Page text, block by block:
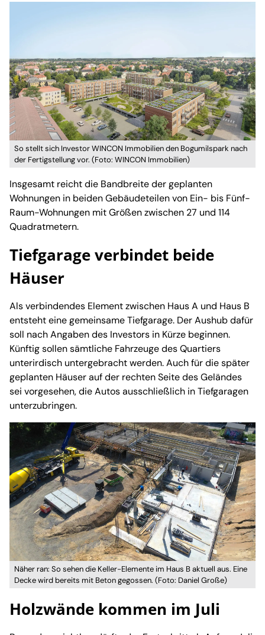
So stellt sich Investor WINCON Immobilien den Bogumilspark nach
der Fertigstellung vor. (Foto: WINCON Immobilien)
Insgesamt reicht die Bandbreite der geplanten
Wohnungen in beiden Gebäudeteilen von Ein- bis Fünf-
Raum-Wohnungen mit Größen zwischen 27 und 114
Quadratmetern.
Tiefgarage verbindet beide
Häuser
Als verbindendes Element zwischen Haus A und Haus B
entsteht eine gemeinsame Tiefgarage. Der Aushub dafür
soll nach Angaben des Investors in Kürze beginnen.
Künftig sollen sämtliche Fahrzeuge des Quartiers
unterirdisch untergebracht werden. Auch für die später
geplanten Häuser auf der rechten Seite des Geländes
sei vorgesehen, die Autos ausschließlich in Tiefgaragen
unterzubringen.
Näher ran: So sehen die Keller-Elemente im Haus B aktuell aus. Eine
Decke wird bereits mit Beton gegossen. (Foto: Daniel Große)
Holzwände kommen im Juli